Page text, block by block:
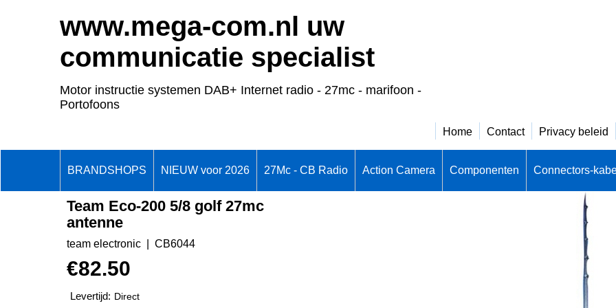
www.mega-com.nl uw
communicatie specialist
Motor instructie systemen DAB+ Internet radio - 27mc - marifoon -
Portofoons
Home Contact Privacy beleid
BRANDSHOPS NIEUW voor 2026 27Mc - CB Radio Action Camera Componenten Connectors-
Team Eco-200 5/8 golf 27mc
antenne
team electronic CB6044
€82.50
Levertijd: Direct